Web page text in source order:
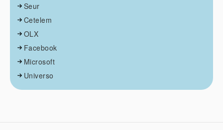
Seur
Cetelem
OLX
Facebook
Microsoft
Universo